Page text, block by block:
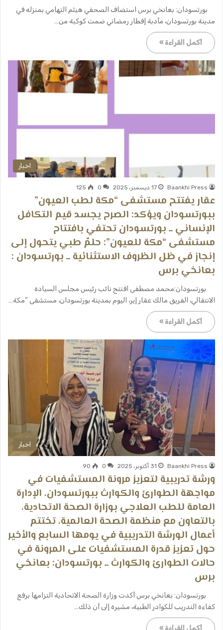
​ ​بورتسودان: بعانخي برس ​استضاف الصحفي هيثم التهامي بمنزله في
مدينة بورتسودان، مأدبة إفطار رمضاني ضمت كوكبة من…
أكمل القراءة »
اخبار
Baankhi Press 17 ديسمبر، 2025 0
125
عقار يفتتح مستشفى “مكة لطب العيون”
ببورتسودان ويؤكد: الصرح يجسد قيم التكافل
الإنساني ــ بورتسودان تحتفي بافتتاح
مستشفى “مكة للعيون”: حلمٌ طبي يتحول إلى
إنجاز في ظل الظروف الاستثنائية ــ بورتسودان :
بعانخي برس
​بورتسودان:محمد مصطفى ​افتتح نائب رئيس مجلس السيادة
الانتقالي، الفريق مالك عقار إير، اليوم بمدينة بورتسودان، مستشفى “مكة…
أكمل القراءة »
اخبار
Baankhi Press 31 أكتوبر، 2025 0
90
ورشة تدريبية لتعزيز مرونة المستشفيات في
مواجهة الطوارئ والكوارث ببورتسودان. الإدارة
العامة للطب العلاجي بوزارة الصحة الاتحادية،
بالتعاون مع منظمة الصحة العالمية، تختتم
أعمال الورشة التدريبية في يومها السابع والأخير
حول تعزيز قدرة المستشفيات على المرونة في
حالات الطوارئ والكوارث ــ بورتسودان: بعانخي
برس
بورتسودان: بعانخي برس أكدت وزارة الصحة الاتحادية التزامها برفع
كفاءة التدريب للكوادر الطبية، مشيرة إلى أن ذلك…